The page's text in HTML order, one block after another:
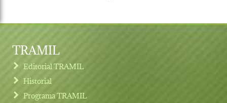
TRAMIL
Editorial TRAMIL
Historial
Programa TRAMIL